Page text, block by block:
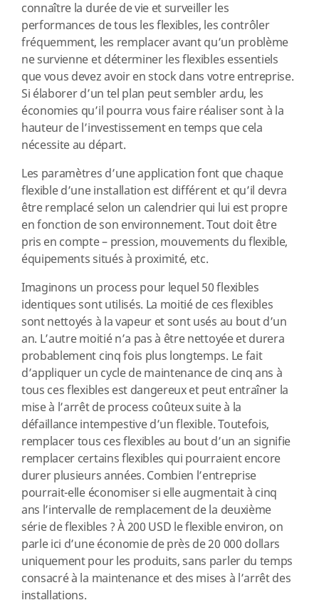
connaître la durée de vie et surveiller les
performances de tous les flexibles, les contrôler
fréquemment, les remplacer avant qu’un problème
ne survienne et déterminer les flexibles essentiels
que vous devez avoir en stock dans votre entreprise.
Si élaborer d’un tel plan peut sembler ardu, les
économies qu’il pourra vous faire réaliser sont à la
hauteur de l’investissement en temps que cela
nécessite au départ.
Les paramètres d’une application font que chaque
flexible d’une installation est différent et qu’il devra
être remplacé selon un calendrier qui lui est propre
en fonction de son environnement. Tout doit être
pris en compte – pression, mouvements du flexible,
équipements situés à proximité, etc.
Imaginons un process pour lequel 50 flexibles
identiques sont utilisés. La moitié de ces flexibles
sont nettoyés à la vapeur et sont usés au bout d’un
an. L’autre moitié n’a pas à être nettoyée et durera
probablement cinq fois plus longtemps. Le fait
d’appliquer un cycle de maintenance de cinq ans à
tous ces flexibles est dangereux et peut entraîner la
mise à l’arrêt de process coûteux suite à la
défaillance intempestive d’un flexible. Toutefois,
remplacer tous ces flexibles au bout d’un an signifie
remplacer certains flexibles qui pourraient encore
durer plusieurs années. Combien l’entreprise
pourrait-elle économiser si elle augmentait à cinq
ans l’intervalle de remplacement de la deuxième
série de flexibles ? À 200 USD le flexible environ, on
parle ici d’une économie de près de 20 000 dollars
uniquement pour les produits, sans parler du temps
consacré à la maintenance et des mises à l’arrêt des
installations.